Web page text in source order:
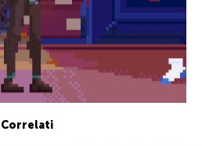
Correlati